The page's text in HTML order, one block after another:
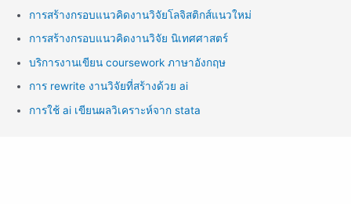
การสร้างกรอบแนวคิดงานวิจัยโลจิสติกส์แนวใหม่
การสร้างกรอบแนวคิดงานวิจัย นิเทศศาสตร์
บริการงานเขียน coursework ภาษาอังกฤษ
การ rewrite งานวิจัยที่สร้างด้วย ai
การใช้ ai เขียนผลวิเคราะห์จาก stata